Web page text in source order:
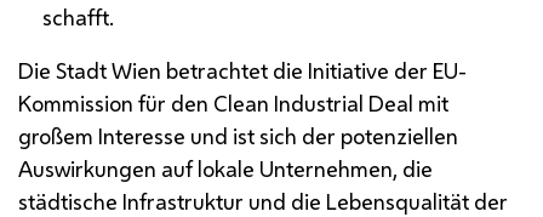
schafft.
Die Stadt Wien betrachtet die Initiative der EU-
Kommission für den Clean Industrial Deal mit
großem Interesse und ist sich der potenziellen
Auswirkungen auf lokale Unternehmen, die
städtische Infrastruktur und die Lebensqualität der